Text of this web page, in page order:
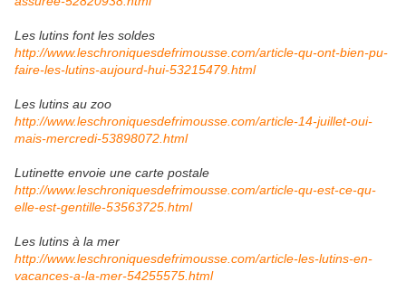
Les lutins font les soldes
http://www.leschroniquesdefrimousse.com/article-qu-ont-bien-pu-
faire-les-lutins-aujourd-hui-53215479.html
Les lutins au zoo
http://www.leschroniquesdefrimousse.com/article-14-juillet-oui-
mais-mercredi-53898072.html
Lutinette envoie une carte postale
http://www.leschroniquesdefrimousse.com/article-qu-est-ce-qu-
elle-est-gentille-53563725.html
Les lutins à la mer
http://www.leschroniquesdefrimousse.com/article-les-lutins-en-
vacances-a-la-mer-54255575.html